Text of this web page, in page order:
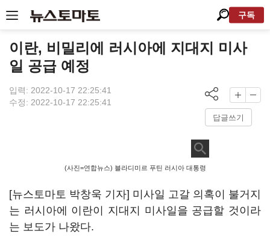
구독
이란, 비밀리에 러시아에 지대지 미사
일 공급 예정
입력: 2022-10-17 22:25:41
수정: 2022-10-17 22:25:41
답글쓰기
(사진=연합뉴스) 블라디미르 푸틴 러시아 대통령
[뉴스토마토 박창욱 기자] 미사일 고갈 의혹이 불거지
는 러시아에 이란이 지대지 미사일을 공급할 것이라
는 보도가 나왔다.